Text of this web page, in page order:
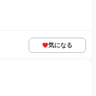
気になる